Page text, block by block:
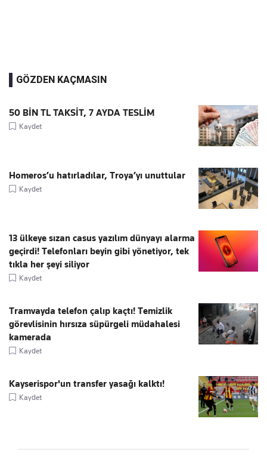
GÖZDEN KAÇMASIN
50 BİN TL TAKSİT, 7 AYDA TESLİM
Kaydet
Homeros’u hatırladılar, Troya’yı unuttular
Kaydet
13 ülkeye sızan casus yazılım dünyayı alarma
geçirdi! Telefonları beyin gibi yönetiyor, tek
tıkla her şeyi siliyor
Kaydet
Tramvayda telefon çalıp kaçtı! Temizlik
görevlisinin hırsıza süpürgeli müdahalesi
kamerada
Kaydet
Kayserispor'un transfer yasağı kalktı!
Kaydet